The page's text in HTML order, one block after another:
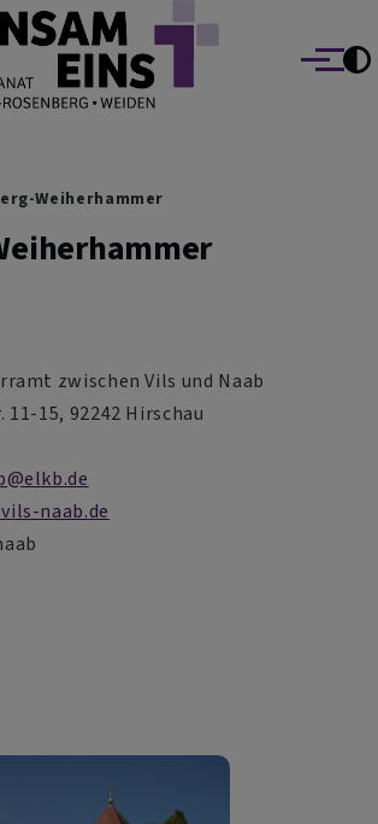
DEKANAT GEMEINSAM EINS
Weiden
Menü
Weiherhammer
zwischen Vils und Naab
15, 92242 Hirschau
naab.de